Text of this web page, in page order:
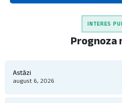
INTERES
Prognoza
Astăzi
august 6, 2026